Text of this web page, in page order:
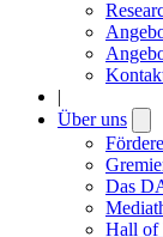
|
Über uns
Das
Hall of